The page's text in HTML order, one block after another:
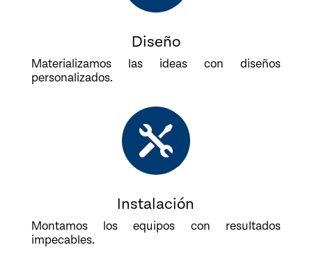
Diseño
Materializamos las ideas con diseños
personalizados.

Instalación
Montamos los equipos con resultados
impecables.